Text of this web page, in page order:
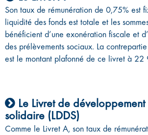
Son taux de rémunération de 0,75% est
liquidité des fonds est totale et les
bénéficient d’une exonération fiscale et
des prélèvements sociaux. La
est le montant plafonné de ce livret à 22
Le Livret de
solidaire (LDDS)
Comme le Livret A, son taux de